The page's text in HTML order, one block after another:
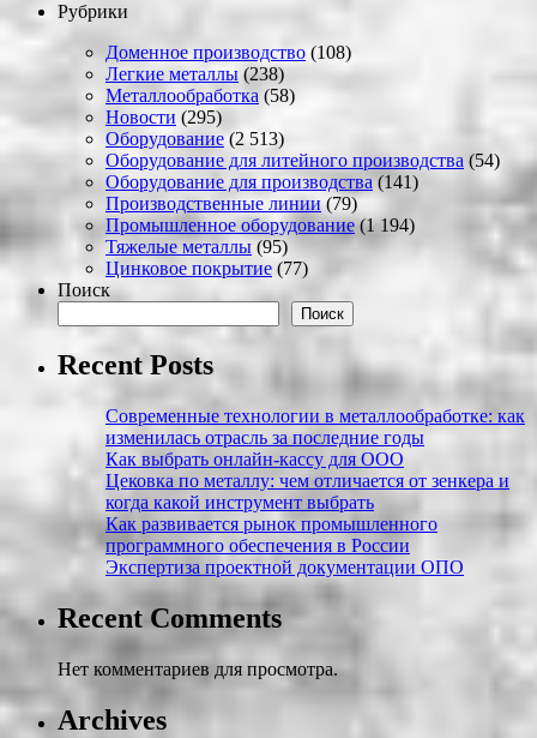
Рубрики
Доменное производство (108)
Легкие металлы (238)
Металлообработка (58)
Новости (295)
Оборудование (2 513)
Оборудование для литейного производства (54)
Оборудование для производства (141)
Производственные линии (79)
Промышленное оборудование(1 194)
Тяжелые металлы (95)
Цинковое покрытие (77)
Поиск
Поиск
Recent Posts
Современные технологии в металлообработке: как
изменилась отрасль за последние годы
Как выбрать онлайн-кассу для ООО
Цековка по металлу: чем отличается от зенкера и
когда какой инструмент выбрать
Как развивается рынок промышленного
программного обеспечения в России
Экспертиза проектной документации ОПО
Recent Comments
Нет комментариев для просмотра.
Archives